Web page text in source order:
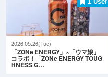
1 User
2026.05.26(Tue)
「ZONe ENERGY」×「ウマ娘」
コラボ！「ZONe ENERGY TOUG
HNESS G…